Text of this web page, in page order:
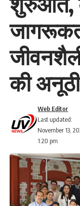
की
Last updated:
November 13,
1:20 pm
Web Editor